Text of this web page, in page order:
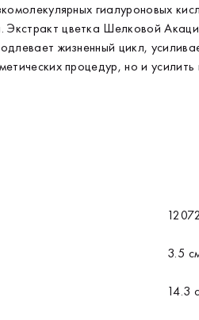
гиалуроновых
цветка Шелковой
жизненный цикл,
процедур, но и
3.5
14.3